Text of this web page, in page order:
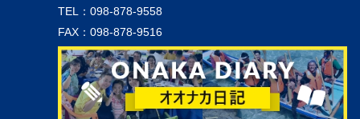
TEL：098-878-9558
FAX：098-878-9516